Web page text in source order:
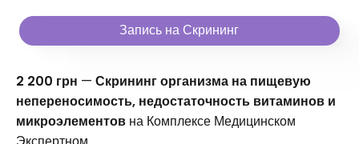
Запись на Скрининг
2 200 грн — Скрининг организма на пищевую
непереносимость, недостаточность витаминов и
микроэлементов на Комплексе Медицинском